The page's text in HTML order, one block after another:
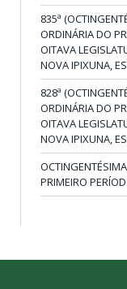
835ª
ORDINÁRIA DO
OITAVA
NOVA IPIXUNA,
828ª
ORDINÁRIA DO
OITAVA
NOVA IPIXUNA,
PRIMEIRO